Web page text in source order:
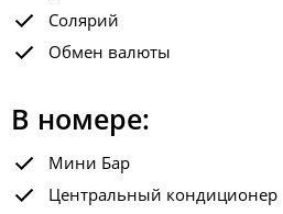
Солярий
Обмен валюты
В номере:
Мини Бар
Центральный кондиционер